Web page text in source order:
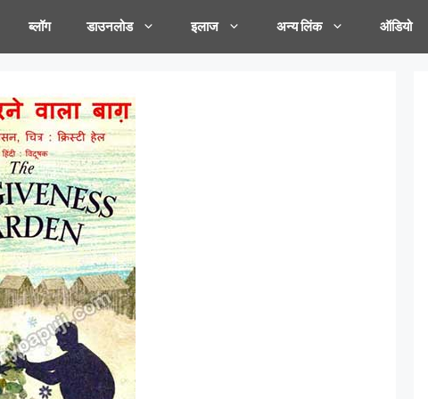
ब्लॉग डाउनलोड इलाज अन्य लिंक ऑडियो